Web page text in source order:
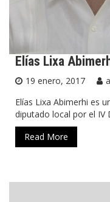
Elías Lixa
19 enero, 2017
Elías Lixa Abimerhi es
diputado local por el IV
Read More